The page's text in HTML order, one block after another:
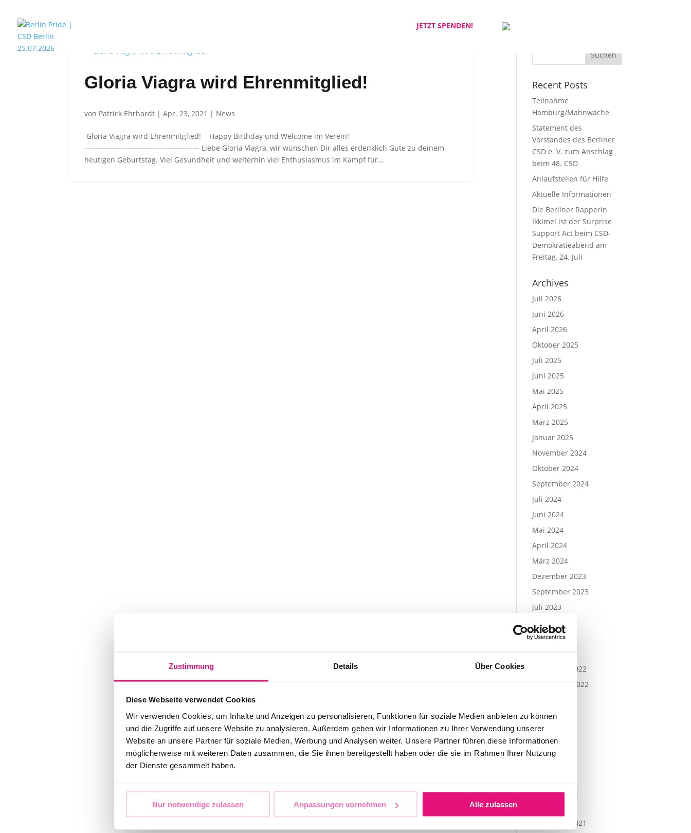
Zustimmung Details Über Cookies
Diese Webseite verwendet Cookies
Wir verwenden Cookies, um Inhalte und Anzeigen zu personalisieren, Funktionen für soziale Medien anbieten zu können
und die Zugriffe auf unsere Website zu analysieren. Außerdem geben wir Informationen zu Ihrer Verwendung unserer
Website an unsere Partner für soziale Medien, Werbung und Analysen weiter. Unsere Partner führen diese Informationen
möglicherweise mit weiteren Daten zusammen, die Sie ihnen bereitgestellt haben oder die sie im Rahmen Ihrer Nutzung
der Dienste gesammelt haben.
Nur notwendige zulassen Anpassungen vornehmen Alle zulassen
JETZT SPENDEN!
Gloria Viagra wird Ehrenmitglied!
von Patrick Ehrhardt |Apr. 23, 2021 | News
Gloria Viagra wird Ehrenmitglied! Happy Birthday und Welcome im Verein!
––––––––––––––––––––––––––––––— Liebe Gloria Viagra, wir wünschen Dir alles erdenklich Gute zu deinem
heutigen Geburtstag. Viel Gesundheit und weiterhin viel Enthusiasmus im Kampf für...
Recent Posts
Teilnahme
Hamburg/Mahnwache
Statement des
Vorstandes des Berliner
CSD e. V. zum Anschlag
beim 48. CSD
Anlaufstellen für Hilfe
Aktuelle Informationen
Die Berliner Rapperin
Ikkimel ist der Surprise
Support Act beim CSD-
Demokratieabend am
Freitag, 24. Juli
Archives
Juli 2026
Juni 2026
April 2026
Oktober 2025
Juli 2025
Juni 2025
Mai 2025
April 2025
März 2025
Januar 2025
November 2024
Oktober 2024
September 2024
Juli 2024
Juni 2024
Mai 2024
April 2024
März 2024
Dezember 2023
September 2023
Juli 2023
Juni 2023
Mai 2023
November 2022
September 2022
Juli 2022
Juni 2022
Mai 2022
Februar 2022
November 2021